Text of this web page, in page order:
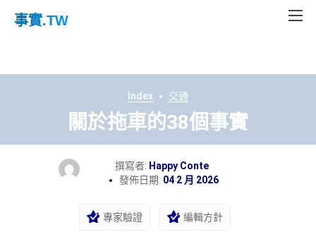
事實.TW
Index 交通
關於拖車的38個事實
撰寫者: Happy Conte
發佈日期: 04 2 月 2026
專家驗證 編輯方針